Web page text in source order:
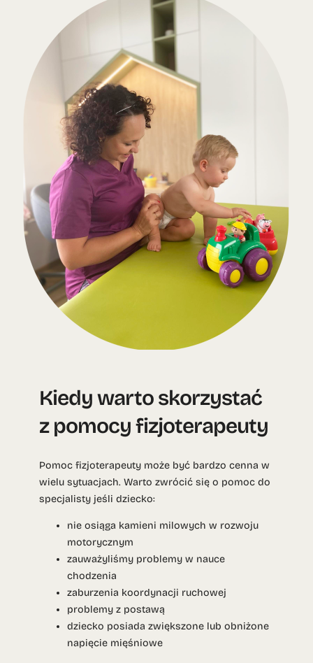
Kiedy warto skorzystać
z pomocy fizjoterapeuty
Pomoc fizjoterapeuty może być bardzo cenna w
wielu sytuacjach. Warto zwrócić się o pomoc do
specjalisty jeśli dziecko:
nie osiąga kamieni milowych w rozwoju
motorycznym
zauważyliśmy problemy w nauce
chodzenia
zaburzenia koordynacji ruchowej
problemy z postawą
dziecko posiada zwiększone lub obniżone
napięcie mięśniowe